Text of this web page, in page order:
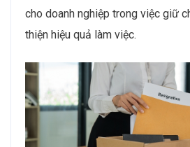
cho doanh nghiệp trong việc giữ
thiện hiệu quả làm việc.